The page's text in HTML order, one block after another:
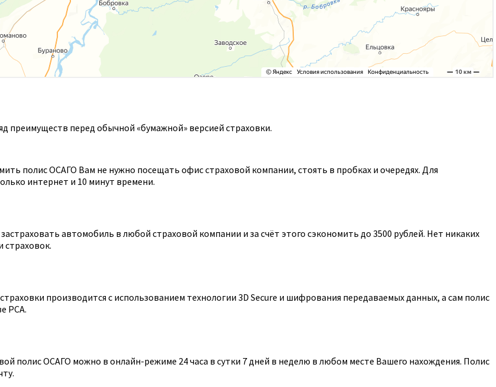
преимуществ перед обычной «бумажной» версией страховки.
полис ОСАГО Вам не нужно посещать офис страховой компании, стоять в пробках и очередях. Для
интернет и 10 минут времени.
автомобиль в любой страховой компании и за счёт этого сэкономить до 3500 рублей. Нет никаких
страховок.
производится с использованием технологии 3D Secure и шифрования передаваемых данных, а сам полис
РСА.
полис ОСАГО можно в онлайн-режиме 24 часа в сутки 7 дней в неделю в любом месте Вашего нахождения. Полис